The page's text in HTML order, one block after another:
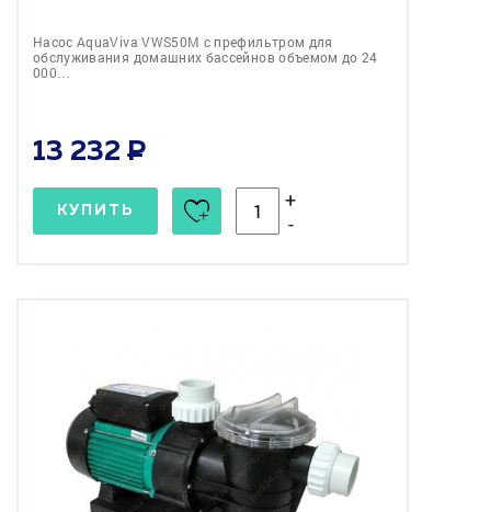
Насос AquaViva VWS50M с префильтром для
обслуживания домашних бассейнов объемом до 24
000…
13 232
КУПИТЬ
+
-